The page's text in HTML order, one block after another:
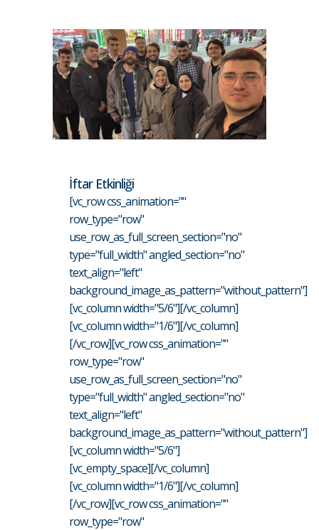
İftar Etkinliği
[vc_row css_animation=""
row_type="row"
use_row_as_full_screen_section="no"
type="full_width" angled_section="no"
text_align="left"
background_image_as_pattern="without_pattern"]
[vc_column width="5/6"][/vc_column]
[vc_column width="1/6"][/vc_column]
[/vc_row][vc_row css_animation=""
row_type="row"
use_row_as_full_screen_section="no"
type="full_width" angled_section="no"
text_align="left"
background_image_as_pattern="without_pattern"]
[vc_column width="5/6"]
[vc_empty_space][/vc_column]
[vc_column width="1/6"][/vc_column]
[/vc_row][vc_row css_animation=""
row_type="row"